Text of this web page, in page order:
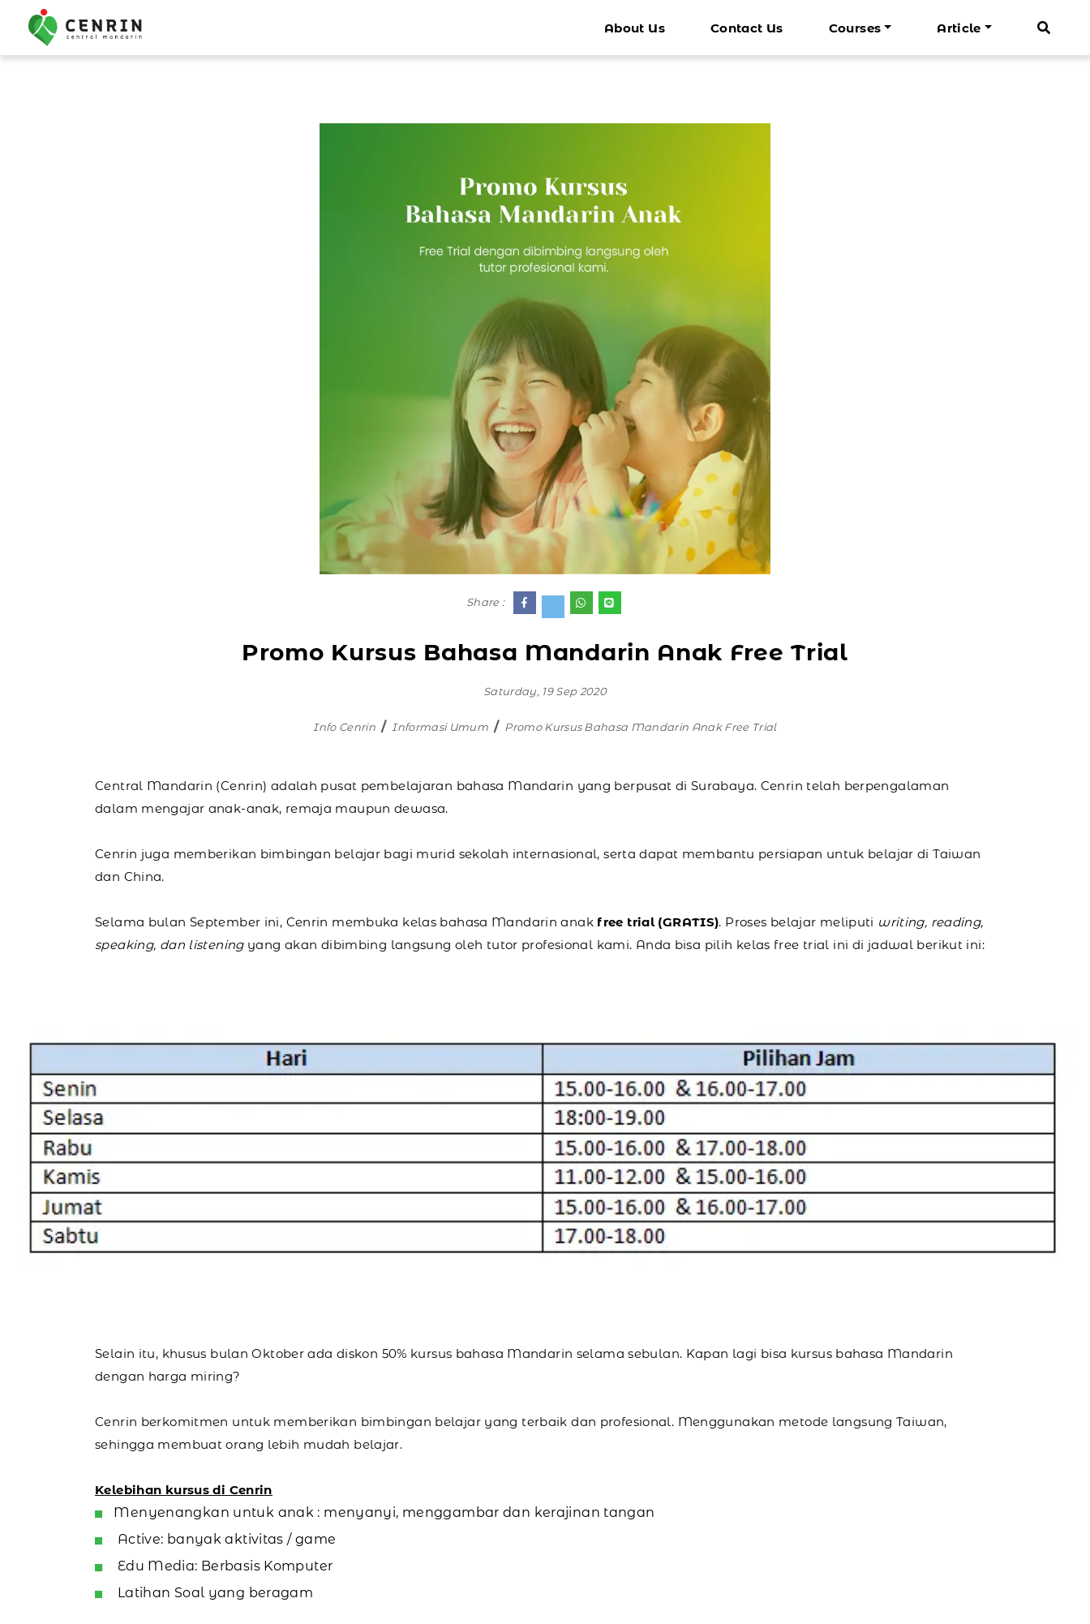
About Us Contact Us Courses
Percakapan Mandarin Sehari-hari
Persiapan Ke China
Persiapan Liburan
Article
Share :
Promo Kursus Bahasa Mandarin Anak Free Trial
Saturday, 19 Sep 2020
Info Cenrin Informasi Umum Promo Kursus Bahasa Mandarin Anak Free Trial
Central Mandarin (Cenrin) adalah pusat pembelajaran bahasa Mandarin yang berpusat di Surabaya. Cenrin telah berpengalaman
dalam mengajar anak-anak, remaja maupun dewasa.
Cenrin juga memberikan bimbingan belajar bagi murid sekolah internasional, serta dapat membantu persiapan untuk belajar di Taiwan
dan China.
Selama bulan September ini, Cenrin membuka kelas bahasa Mandarin anak free trial (GRATIS). Proses belajar meliputi writing, reading,
speaking, dan listeningyang akan dibimbing langsung oleh tutor profesional kami. Anda bisa pilih kelas free trial ini di jadwal berikut ini:
Selain itu, khusus bulan Oktober ada diskon 50% kursus bahasa Mandarin selama sebulan. Kapan lagi bisa kursus bahasa Mandarin
dengan harga miring?
Cenrin berkomitmen untuk memberikan bimbingan belajar yang terbaik dan profesional. Menggunakan metode langsung Taiwan,
sehingga membuat orang lebih mudah belajar.
Kelebihan kursus di Cenrin
Menyenangkan untuk anak : menyanyi, menggambar dan kerajinan tangan
Active: banyak aktivitas / game
Edu Media: Berbasis Komputer
Latihan Soal yang beragam